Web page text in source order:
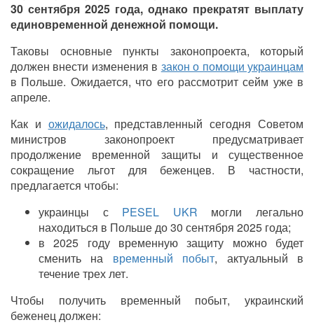
30 сентября 2025 года, однако прекратят выплату
единовременной денежной помощи.
Таковы основные пункты законопроекта, который
должен внести изменения в закон о помощи украинцам
в Польше. Ожидается, что его рассмотрит сейм уже в
апреле.
Как и ожидалось, представленный сегодня Советом
министров законопроект предусматривает
продолжение временной защиты и существенное
сокращение льгот для беженцев. В частности,
предлагается чтобы:
украинцы с PESEL UKR могли легально
находиться в Польше до 30 сентября 2025 года;
в 2025 году временную защиту можно будет
сменить на временный побыт, актуальный в
течение трех лет.
Чтобы получить временный побыт, украинский
беженец должен: